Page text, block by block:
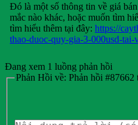
Đó là một số thông tin về giá
mắc nào khác, hoặc muốn tìm
tìm hiểu thêm tại đây: https://
thao-duoc-quy-gia-3-000usd-tai-
Đang xem 1 luồng phản hồi
Phản Hồi về: Phản hồi